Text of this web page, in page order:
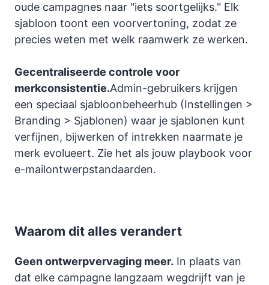
oude campagnes naar "iets soortgelijks." Elk
sjabloon toont een voorvertoning, zodat ze
precies weten met welk raamwerk ze werken.
Gecentraliseerde controle voor
merkconsistentie.Admin-gebruikers krijgen
een speciaal sjabloonbeheerhub (Instellingen >
Branding > Sjablonen) waar je sjablonen kunt
verfijnen, bijwerken of intrekken naarmate je
merk evolueert. Zie het als jouw playbook voor
e-mailontwerpstandaarden.
Waarom dit alles verandert
Geen ontwerpvervaging meer. In plaats van
dat elke campagne langzaam wegdrijft van je